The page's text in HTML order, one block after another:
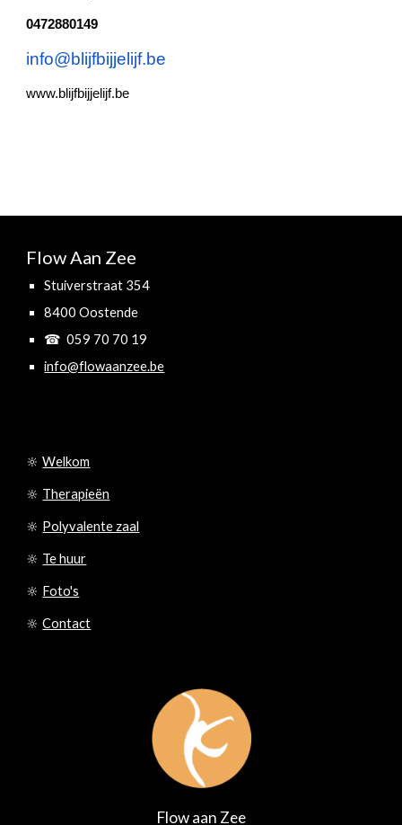
0472880149
info@blijfbijjelijf.be
www.blijfbijjelijf.be
Flow Aan Zee
Stuiverstraat 354
8400 Oostende
☎ 059 70 70 19
info@flowaanzee.be
🔆Welkom
🔆 Therapieën
🔆 Polyvalente zaal
🔆 Te huur
🔆 Foto's
🔆Contact
Flow aan Zee